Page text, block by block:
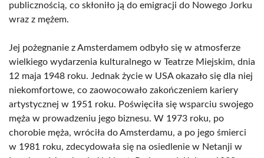
publicznością, co skłoniło ją do emigracji do Nowego Jorku
wraz z mężem.
Jej pożegnanie z Amsterdamem odbyło się w atmosferze
wielkiego wydarzenia kulturalnego w Teatrze Miejskim, dnia
12 maja 1948 roku. Jednak życie w USA okazało się dla niej
niekomfortowe, co zaowocowało zakończeniem kariery
artystycznej w 1951 roku. Poświęciła się wsparciu swojego
męża w prowadzeniu jego biznesu. W 1973 roku, po
chorobie męża, wróciła do Amsterdamu, a po jego śmierci
w 1981 roku, zdecydowała się na osiedlenie w Netanji w